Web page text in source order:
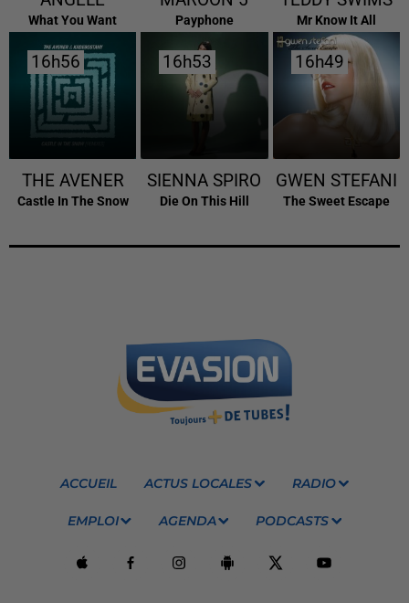
What You Want Payphone Mr Know It All
16h56
16h56
THE AVENER
Castle In The Snow
16h53
16h53
SIENNA SPIRO
Die On This Hill
16h49
16h49
GWEN STEFANI
The Sweet Escape
ACCUEIL ACTUS LOCALES RADIO
EMPLOI AGENDA PODCASTS